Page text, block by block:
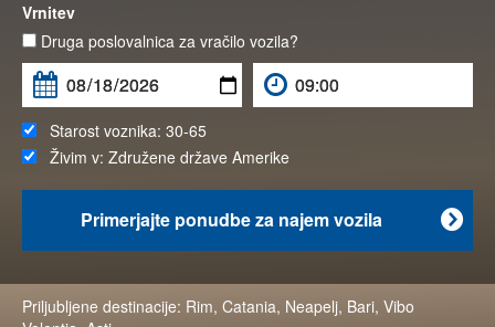
Vrnitev
Druga poslovalnica za vračilo vozila?
Starost voznika: 30-65
Živim v: Združene države Amerike

Primerjajte ponudbe za najem vozila
Priljubljene destinacije: Rim, Catania, Neapelj, Bari, Vibo